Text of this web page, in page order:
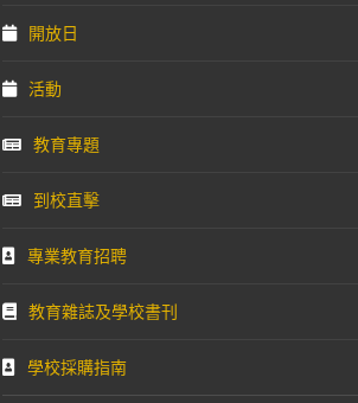
開放日
活動
教育專題
到校直擊
專業教育招聘
教育雜誌及學校書刊
學校採購指南